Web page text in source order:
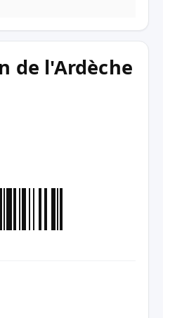
de l'Ardèche